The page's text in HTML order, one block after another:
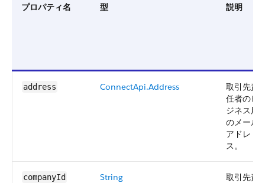
プロパティ名 型 説明
address ConnectApi.Address
取引先責
任者のビ
ジネス用
のメール
アドレ
ス。
companyId String
取引先責